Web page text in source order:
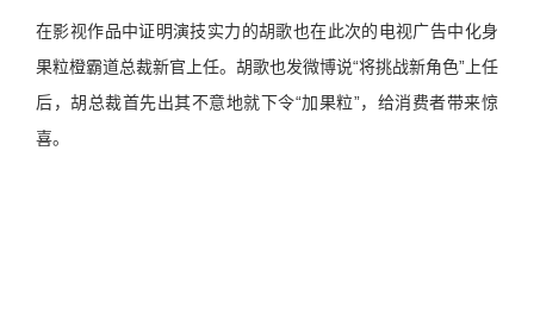
在影视作品中证明演技实力的胡歌也在此次的电视广告中化身
果粒橙霸道总裁新官上任。胡歌也发微博说“将挑战新角色”上任
后，胡总裁首先出其不意地就下令“加果粒”，给消费者带来惊
喜。